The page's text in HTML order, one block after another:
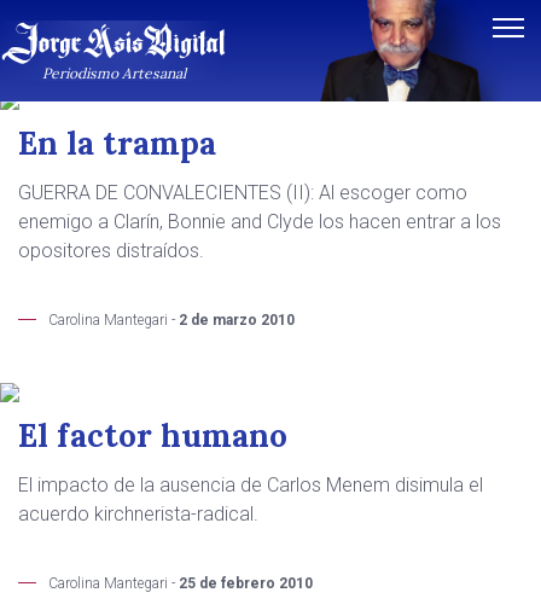
Periodismo Artesanal
Notas de Carolina Mantegari
En la trampa
GUERRA DE CONVALECIENTES (II): Al escoger como
enemigo a Clarín, Bonnie and Clyde los hacen entrar a los
opositores distraídos.
Carolina Mantegari - 2 de marzo 2010
El factor humano
El impacto de la ausencia de Carlos Menem disimula el
acuerdo kirchnerista-radical.
Carolina Mantegari - 25 de febrero 2010